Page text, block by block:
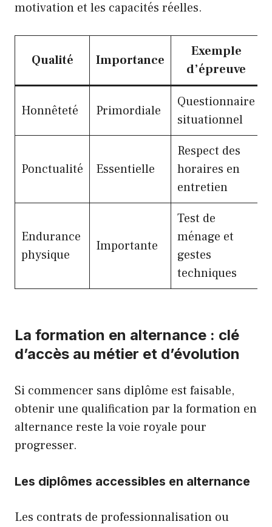
motivation et les capacités réelles.
Qualité Importance
Exemple
d’épreuve
Honnêteté Primordiale
Questionnaire
situationnel
Ponctualité Essentielle
Respect des
horaires en
entretien
Endurance
physique
Importante
Test de
ménage et
gestes
techniques
La formation en alternance : clé
d’accès au métier et d’évolution
Si commencer sans diplôme est faisable,
obtenir une qualification par la formation en
alternance reste la voie royale pour
progresser.
Les diplômes accessibles en alternance
Les contrats de professionnalisation ou